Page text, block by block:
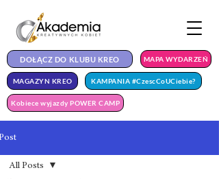
DOŁĄCZ DO KLUBU KREO
MAGAZYN KREO KAMPANIA #CzescCoUCiebie?
Kobiece wyjazdy POWER CAMP
MAPA WYDARZEŃ
All Posts